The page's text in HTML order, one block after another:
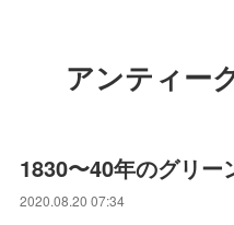
アンティー
1830〜40年のグリー
2020.08.20 07:34